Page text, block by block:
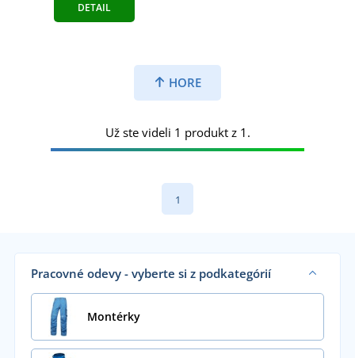
DETAIL
HORE
Už ste videli 1 produkt z 1.
1
Pracovné odevy - vyberte si z podkategórií
Montérky